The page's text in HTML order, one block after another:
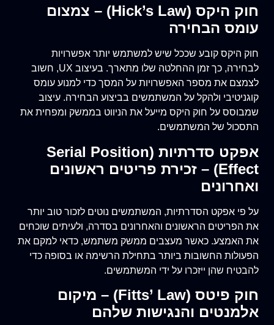
חוק היקס (Hick’s Law) – צמצום
עומס הבחירה
חוק היקס קובע שככל שיש למשתמש יותר אפשרויות
לבחירה, כך זמן ההחלטה שלו מתארך. בעיצוב UX, חשוב
לצמצם את מספר האפשרויות על המסך כדי למנוע עומס
קוגניטיבי ולהקל על המשתמשים בביצוע הבחירה. עיצוב
שמבוסס על חוק היקס מייעל את הניווט בממשק ומפחית את
התסכול של המשתמשים.
אפקט סדרתיות (Serial Position
Effect) – זכירת פריטים ראשונים
ואחרונים
על פי אפקט הסדרתיות, המשתמשים נוטים לזכור טוב יותר
את הפריטים הראשונים והאחרונים בסדרה, ולעיתים שוכחים
את האמצע. כאשר מעצבים ממשק משתמש, כדאי למקם את
הפעולות החשובות ביותר בתחילת הרשימה או בסופה כדי
להבטיח שהן ייזכרו על ידי המשתמשים.
חוק פיטס (Fitts’ Law) – מיקום
אלמנטים והנגישות שלהם